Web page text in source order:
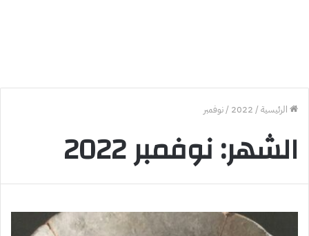
الرئيسية/
2022
/نوفمبر
الشهر:نوفمبر 2022